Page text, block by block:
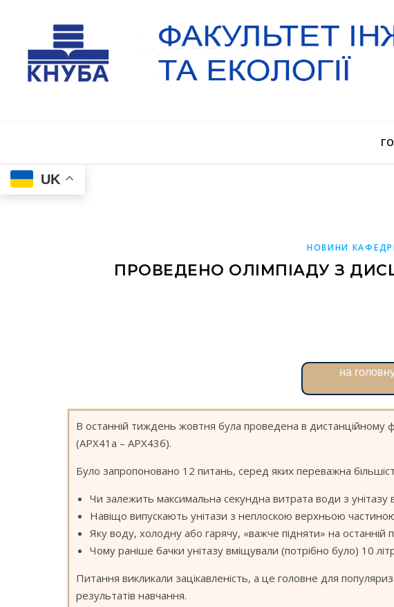
UK
НОВИНИ
ПРОВЕДЕНО ОЛІМПІАДУ З
на
В останній тиждень жовтня була проведена в дистанційному
(АРХ41а – АРХ43б).
Було запропоновано 12 питань, серед яких переважна
Чи залежить максимальна секундна витрата води з унітазу
Навіщо випускають унітази з неплоскою верхньою
Яку воду, холодну або гарячу, «важче підняти» на
Чому раніше бачки унітазу вміщували (потрібно було) 10
Питання викликали зацікавленість, а це головне для
результатів навчання.